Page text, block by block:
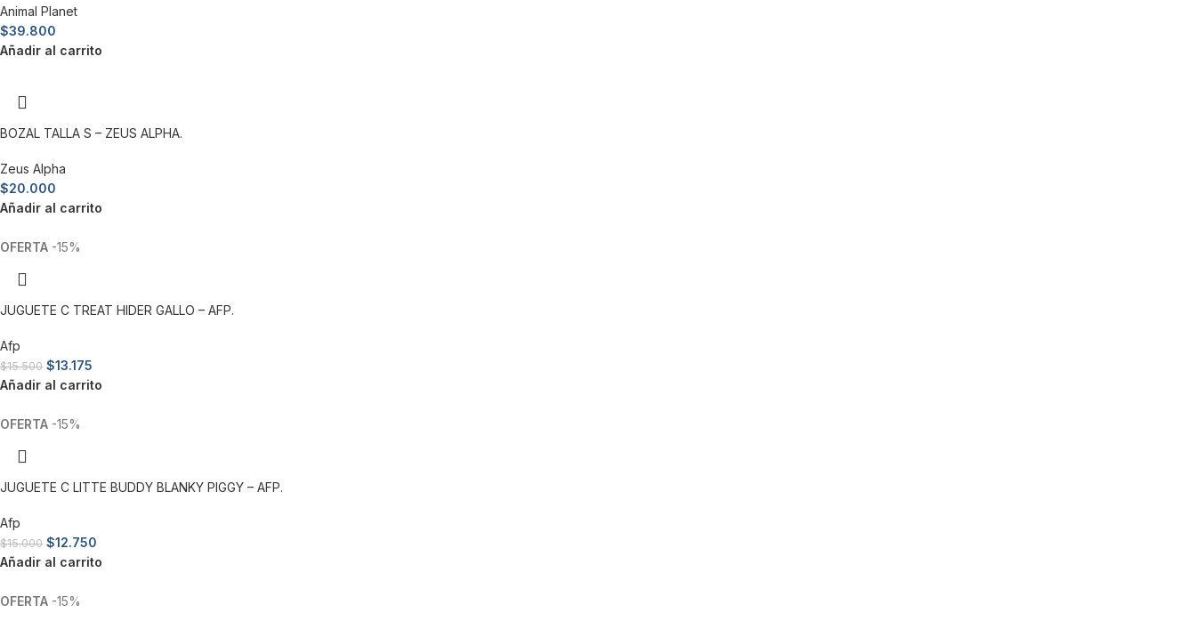
Animal Planet
$39.800
Añadir al carrito
BOZAL TALLA S – ZEUS ALPHA.
Zeus Alpha
$20.000
Añadir al carrito
-15%
JUGUETE C TREAT HIDER GALLO – AFP.
Afp
$15.500 $13.175
Añadir al carrito
-15%
JUGUETE C LITTE BUDDY BLANKY PIGGY – AFP.
Afp
$15.000 $12.750
Añadir al carrito
-15%